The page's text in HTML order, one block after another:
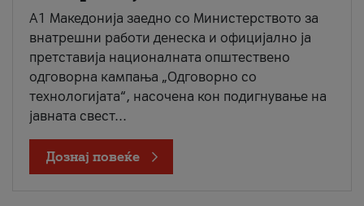
A1 Македонија заедно со Министерството за
внатрешни работи денеска и официјално ја
претставија националната општествено
одговорна кампања „Одговорно со
технологијата“, насочена кон подигнување на
јавната свест...
Дознај повеќе